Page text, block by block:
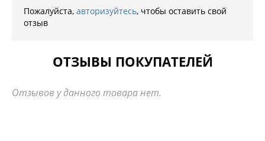
Пожалуйста, авторизуйтесь, чтобы оставить свой
отзыв
ОТЗЫВЫ ПОКУПАТЕЛЕЙ
Отзывов у данного товара нет.